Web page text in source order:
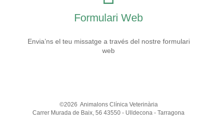
Formulari Web
Envia’ns el teu missatge a través del nostre formulari
web
©2026 Animalons Clínica Veterinària
Carrer Murada de Baix, 56 43550 - Ulldecona - Tarragona